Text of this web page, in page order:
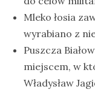
Mleko łosia
wyrabiano z
Puszcza
miejscem, w
Władysław